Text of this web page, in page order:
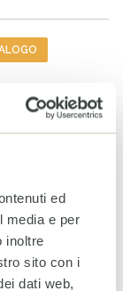
ed
media e per
inoltre
sito con i
dati web,
con il
di Rai
spazio